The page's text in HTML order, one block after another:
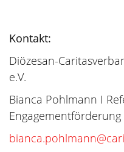
Kontakt:
Diözesan-
e.V.
Bianca Pohlmann I
Engagementförderung